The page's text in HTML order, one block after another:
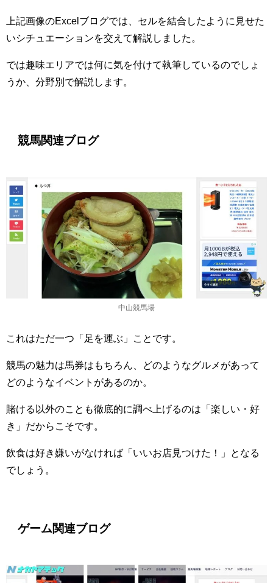
上記画像のExcelブログでは、セルを結合したように見せた
いシチュエーションを交えて解説しました。
では趣味エリアでは何に気を付けて執筆しているのでしょ
うか、分野別で解説します。
競馬関連ブログ
中山競馬場
これはただ一つ「足を運ぶ」ことです。
競馬の魅力は馬券はもちろん、どのようなグルメがあって
どのようなイベントがあるのか。
賭ける以外のことも徹底的に調べ上げるのは「楽しい・好
き」だからこそです。
飲食は好き嫌いがなければ「いいお店見つけた！」となる
でしょう。
ゲーム関連ブログ